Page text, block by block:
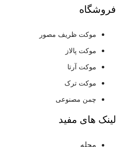
فروشگاه
موکت ظریف مصور
موکت پالاز
موکت آرتا
موکت ترک
چمن مصنوعی
لینک های مفید
مجله